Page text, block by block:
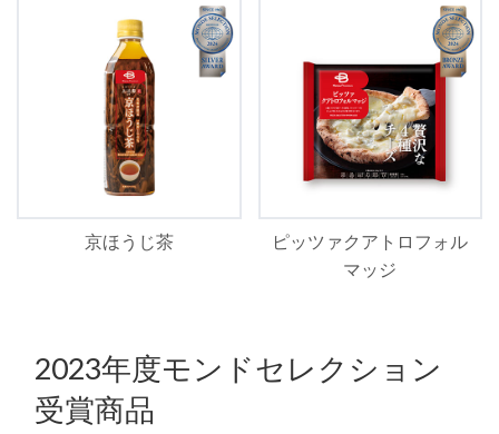
京ほうじ茶
ピッツァクアトロフォル
マッジ
2023年度モンドセレクション
受賞商品